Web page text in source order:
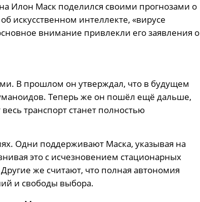
Илон Маск поделился своими прогнозами о
искусственном интеллекте, «вирусе
внимание привлекли его заявления о
В прошлом он утверждал, что в будущем
Теперь же он пошёл ещё дальше,
транспорт станет полностью
Одни поддерживают Маска, указывая на
это с исчезновением стационарных
же считают, что полная автономия
и свободы выбора.